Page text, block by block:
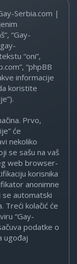
Serbia.com |
“Gay-
“oni”,
“phpBB
informacije
koristite
Prvo,
će
nekoliko
se sašu na vaš
web browser-
korisnika
anonimne
se automatski
Treći kolačić će
“Gay-
podatke o
ugođaj